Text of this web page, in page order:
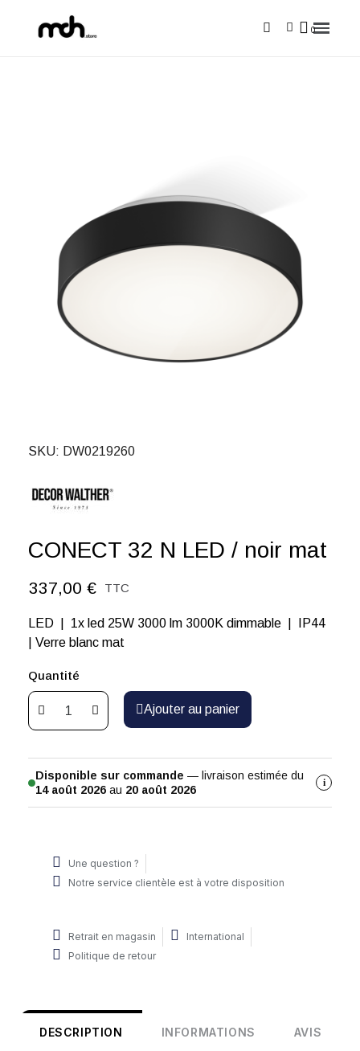
SKU DW0219260
CONECT 32 N LED / noir mat
337,00 € TTC
LED | 1x led 25W 3000 lm 3000K dimmable | IP44
| Verre blanc mat
Quantité
Ajouter au panier
Disponible sur commande — livraison estimée du
14 août 2026 au 20 août 2026
i
Une question ?
Notre service clientèle est à votre disposition
Retrait en magasin
International
Politique de retour
DESCRIPTION INFORMATIONS AVIS